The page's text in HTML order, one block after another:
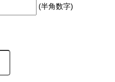
(半角数字)